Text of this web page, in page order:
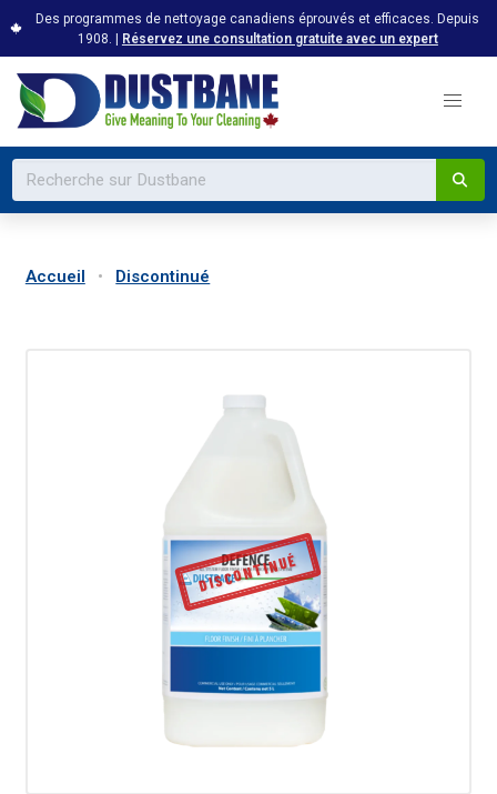
Des programmes de nettoyage canadiens éprouvés et efficaces. Depuis
1908. | Réservez une consultation gratuite avec un expert
Accueil Discontinué
DISCONTINUÉ